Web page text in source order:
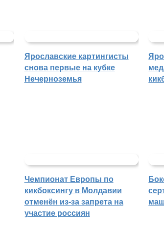
Ярославские картингисты
снова первые на кубке
Нечерноземья
Чемпионат Европы по
кикбоксингу в Молдавии
отменён из-за запрета на
участие россиян